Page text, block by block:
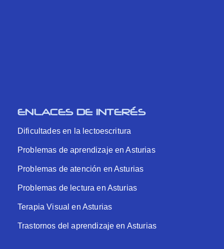
ENLACES DE INTERÉS
Dificultades en la lectoescritura
Problemas de aprendizaje en Asturias
Problemas de atención en Asturias
Problemas de lectura en Asturias
Terapia Visual en Asturias
Trastornos del aprendizaje en Asturias